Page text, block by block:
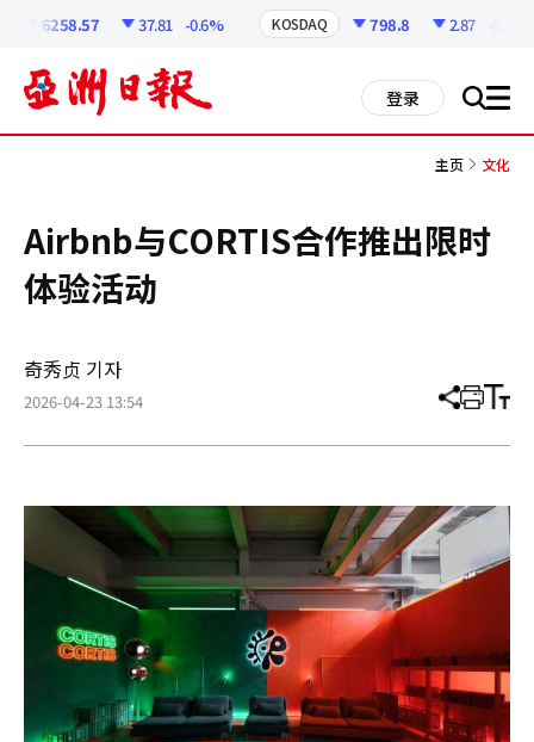
6258.57 37.81 -0.6% KOSDAQ 798.8 2.87 -0.36%
登录 搜 all
主页 文化
Airbnb与CORTIS合作推出限时
体验活动
奇秀贞 기자
2026-04-23 13:54 分
章
打 调
小